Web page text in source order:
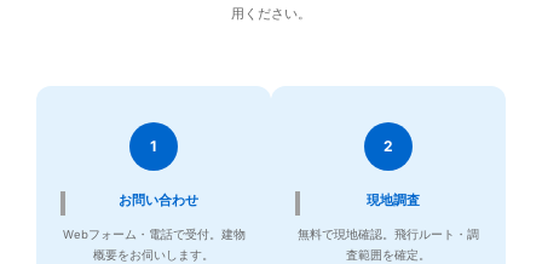
用ください。
1
お問い合わせ
Webフォーム・電話で受付。建物
概要をお伺いします。
2
現地調査
無料で現地確認。飛行ルート・調
査範囲を確定。